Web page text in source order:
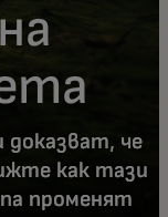
доказват, че
как тази
променят